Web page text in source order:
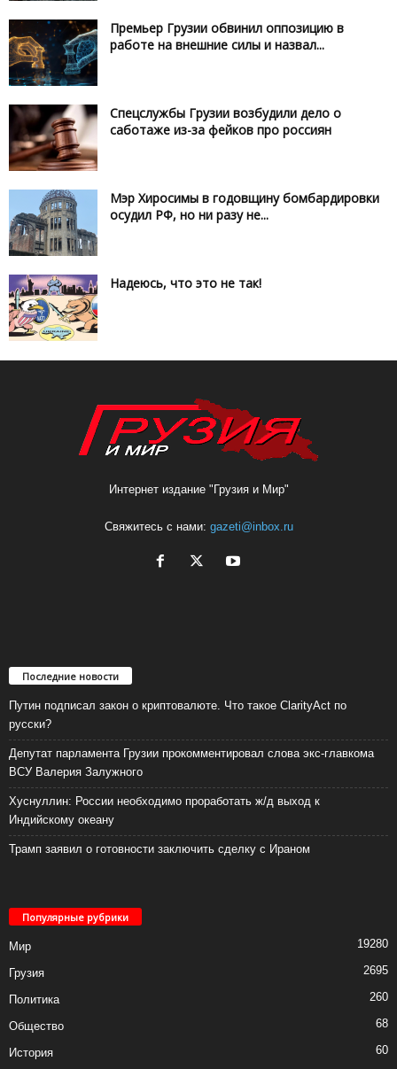
Премьер Грузии обвинил оппозицию в
работе на внешние силы и назвал...
Спецслужбы Грузии возбудили дело о
саботаже из-за фейков про россиян
Мэр Хиросимы в годовщину бомбардировки
осудил РФ, но ни разу не...
Надеюсь, что это не так!
Интернет издание "Грузия и Мир"
Свяжитесь с нами: gazeti@inbox.ru
Последние новости
Путин подписал закон о криптовалюте. Что такое ClarityAct по
русски?
Депутат парламента Грузии прокомментировал слова экс-главкома
ВСУ Валерия Залужного
Хуснуллин: России необходимо проработать ж/д выход к
Индийскому океану
Трамп заявил о готовности заключить сделку с Ираном
Популярные рубрики
Мир 19280
Грузия 2695
Политика 260
Общество 68
История 60